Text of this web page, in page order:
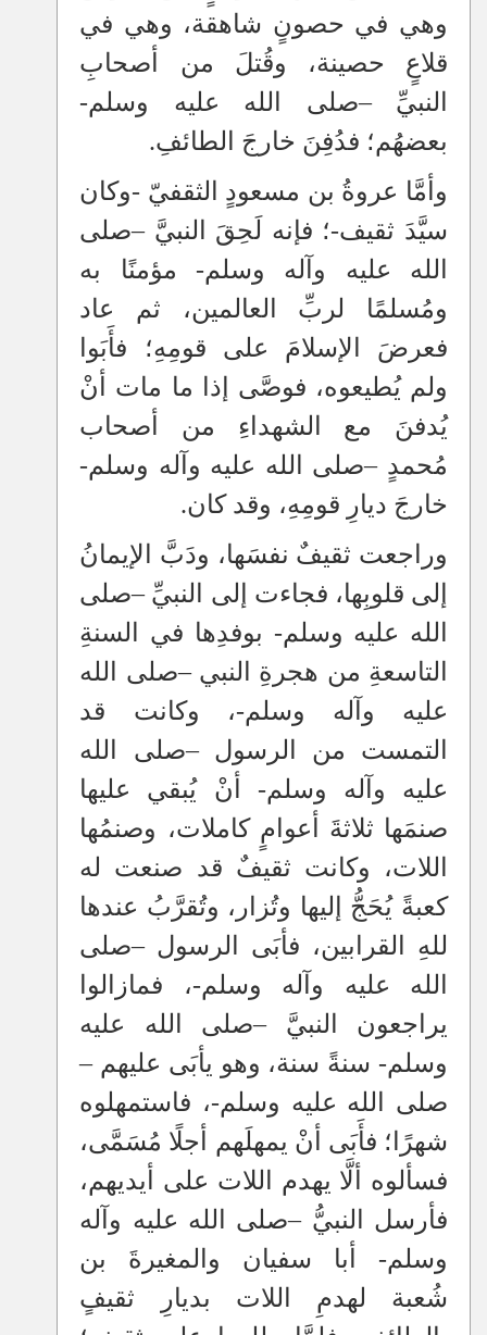
وهي في حصونٍ شاهقة، وهي في
قلاعٍ حصينة، وقُتلَ من أصحابِ
النبيِّ–صلى الله عليه وسلم-
بعضهُم؛ فدُفِنَ خارجَ الطائفِ.
وأمَّا عروةُ بن مسعودٍ الثقفيّ -وكان
سيَّدَ ثقيف-؛ فإنه لَحِقَ النبيَّ–صلى
الله عليه وآله وسلم- مؤمنًا به
ومُسلمًا لربِّ العالمين، ثم عاد
فعرضَ الإسلامَ على قومِهِ؛ فأَبَوا
ولم يُطيعوه، فوصَّى إذا ما مات أنْ
يُدفنَ مع الشهداءِ من أصحاب
مُحمدٍ–صلى الله عليه وآله وسلم-
خارجَ ديارِ قومِهِ، وقد كان.
وراجعت ثقيفٌ نفسَها، ودَبَّ الإيمانُ
إلى قلوبِها، فجاءت إلى النبيِّ–صلى
الله عليه وسلم- بوفدِها في السنةِ
التاسعةِ من هجرةِ النبي–صلى الله
عليه وآله وسلم-، وكانت قد
التمست من الرسول–صلى الله
عليه وآله وسلم- أنْ يُبقي عليها
صنمَها ثلاثةَ أعوامٍ كاملات، وصنمُها
اللات، وكانت ثقيفٌ قد صنعت له
كعبةً يُحَجُّ إليها وتُزار، وتُقرَّبُ عندها
للهِ القرابين، فأبَى الرسول–صلى
الله عليه وآله وسلم-، فمازالوا
يراجعون النبيَّ–صلى الله عليه
وسلم- سنةً سنة، وهو يأبَى عليهم–
صلى الله عليه وسلم-، فاستمهلوه
شهرًا؛ فأَبَى أنْ يمهلَهم أجلًا مُسَمَّى،
فسألوه ألَّا يهدم اللات على أيديهم،
فأرسل النبيُّ–صلى الله عليه وآله
وسلم- أبا سفيان والمغيرةَ بن
شُعبة لهدمِ اللات بديارِ ثقيفٍ